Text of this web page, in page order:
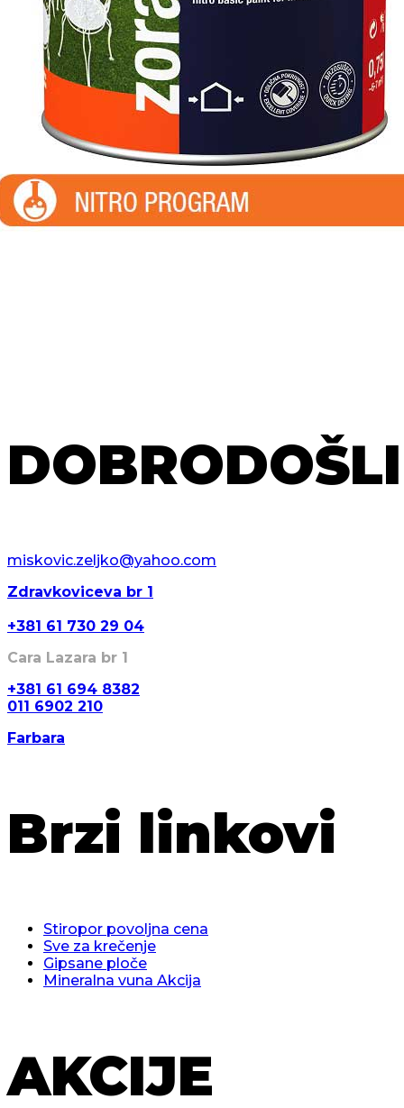
DOBRODOŠLI
miskovic.zeljko@yahoo.com
Zdravkoviceva br 1
+381 61 730 29 04
Cara Lazara br 1
+381 61 694 8382
011 6902 210
Farbara
Brzi linkovi
Stiropor povoljna cena
Sve za krečenje
Gipsane ploče
Mineralna vuna Akcija
AKCIJE